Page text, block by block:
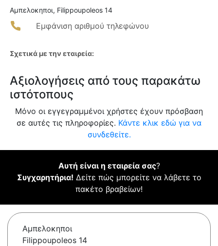
Αμπελοκηποι, Filippoupoleos 14
Εμφάνιση αριθμού τηλεφώνου
Σχετικά με την εταιρεία:
Αξιολογήσεις από τους παρακάτω
ιστότοπους
Μόνο οι εγγεγραμμένοι χρήστες έχουν πρόσβαση
σε αυτές τις πληροφορίες. Κάντε κλικ εδώ για να
συνδεθείτε.
Αυτή είναι η εταιρεία σας?
Συγχαρητήρια! Δείτε πώς μπορείτε να λάβετε το
πακέτο βραβείων!
Αμπελοκηποι
Filippoupoleos 14